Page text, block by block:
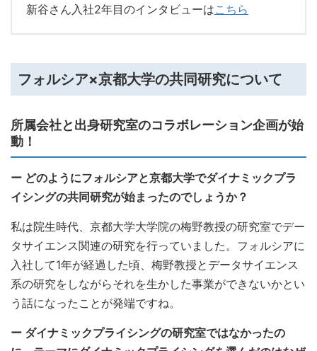
新谷さん入社2年目のインタビューはこちら
フォルシア×京都大学の共同研究について
所属会社と出身研究室のコラボレーション企画が始
動！
ー どのようにフォルシアと京都大学でダイナミックプラ
イシングの共同研究が始まったのでしょうか？
私は院生時代、京都大学大学院の梅野教授の研究室でデー
タサイエンス関連の研究を行っていました。フォルシアに
入社して1年が経過した頃、梅野教授とデータサイエンス
系の研究をしながらそれを生かした事業ができないかとい
う話になったことが発端ですね。
ー ダイナミックプライシングの研究室ではなかったの